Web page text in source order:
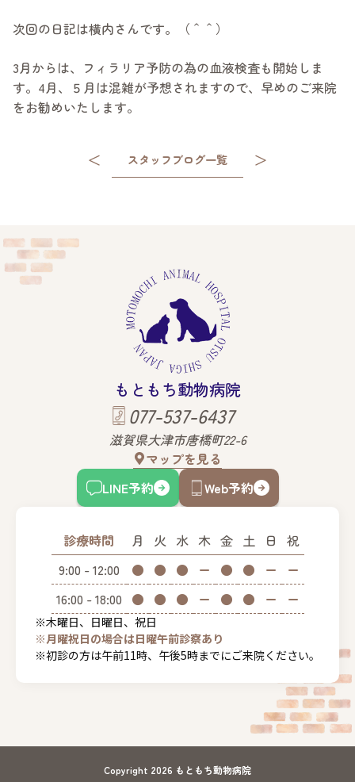
次回の日記は横内さんです。（＾＾）
3月からは、フィラリア予防の為の血液検査も開始しま
す。4月、５月は混雑が予想されますので、早めのご来院
をお勧めいたします。
＜ スタッフブログ一覧 ＞
もともち動物病院
077-537-6437
滋賀県大津市唐橋町22-6
マップを見る
LINE予約
Web予約
診療時間 月 火 水 木 金 土 日
祝
9:00 - 12:00
● ● ● ー ● ● ー
ー
16:00 - 18:00 ● ● ● ー ● ● ー ー
※木曜日、日曜日、祝日
※月曜祝日の場合は日曜午前診察あり
※初診の方は午前11時、午後5時までにご来院ください。
Copyright 2026 もともち動物病院